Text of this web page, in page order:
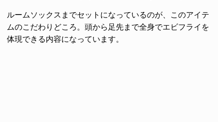
ルームソックスまでセットになっているのが、このアイテ
ムのこだわりどころ。頭から足先まで全身でエビフライを
体現できる内容になっています。